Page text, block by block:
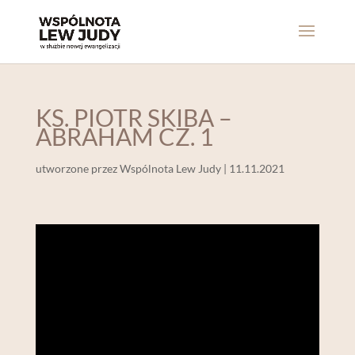
KS. PIOTR SKIBA –
ABRAHAM CZ. 1
utworzone przezWspólnota Lew Judy| 11.11.2021